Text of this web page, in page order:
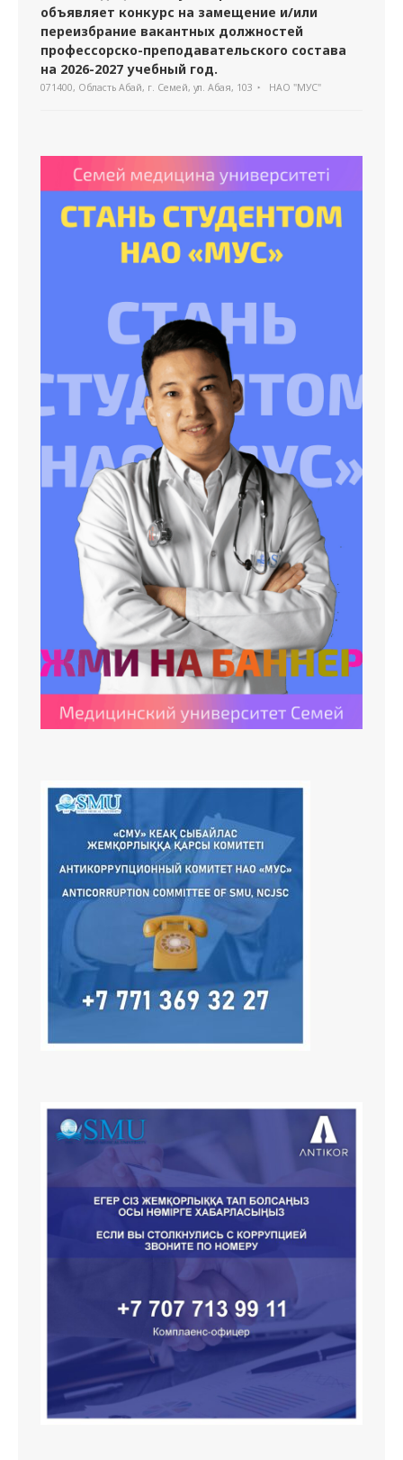
объявляет конкурс на замещение и/или
переизбрание вакантных должностей
профессорско-преподавательского состава
на 2026-2027 учебный год.
071400, Область Абай, г. Семей, ул. Абая, 103 НАО "МУС"